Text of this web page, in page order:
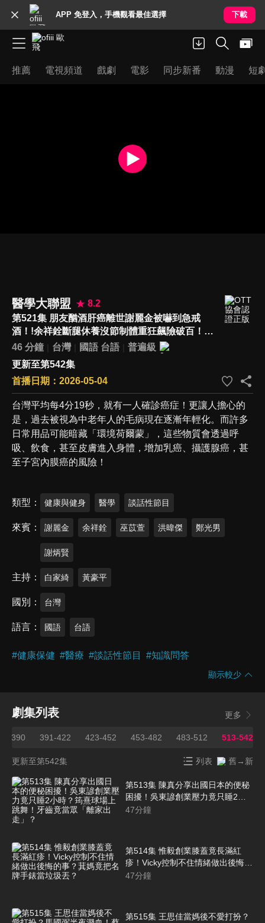
APP 免登入，手機觀看最佳選擇 下載
推薦 電視頻道 戲劇 電影 同步新番 動漫 短
醫學大聯盟
8.2
第521集 朋友酗酒肝癌離世謝麗金被嚇到急戒
酒！!余祥銓斷腿休養沒節制體重狂飆險破百！巫
苡萱下午茶吃到水腫 體重更吃出人生新高度！
46 分鐘 台灣 國語 台語
普遍級
更新至第542集
首播日期：2026-05-04
台灣平均每4分19秒，就有一人確診癌症！更讓人擔心的
是，過去被視為中老年人的毛病現在逐漸年輕化。而許多
日常用品可能暗藏「環境荷爾蒙」，這些物質會透過呼
吸、飲食，甚至皮膚進入身體，增加乳癌、攝護腺癌，甚
至子宮內膜癌的風險！
類型 健康與健身 醫學 談話性節目
來賓 謝麗金 余祥銓 巫苡萱 洪暐傑 鄭光男
謝炳賢
主持 白家綺 黃豪平
國別 台灣
語言 國語 台語
#健康保健 #醫療 #談話性節目 #知識問答
顯示較少
劇集列表 更多
390 391-422 423-452 453-482 483-512 513-542
更新至第542集 列表 舊→新
第513集 陳真分享出國日本的便秘
困擾！吳東諺創業壓力竟只睡2小
時？筠熹球場上跳舞！牙齒竟當眾
47分鐘
第514集 惟毅創業膝蓋竟長滿紅
疹！Vicky控制不住情緒做出後悔的
事？萁媽竟把名牌手錶當垃圾丟？
47分鐘
第515集 王思佳當媽後不愛打扮？